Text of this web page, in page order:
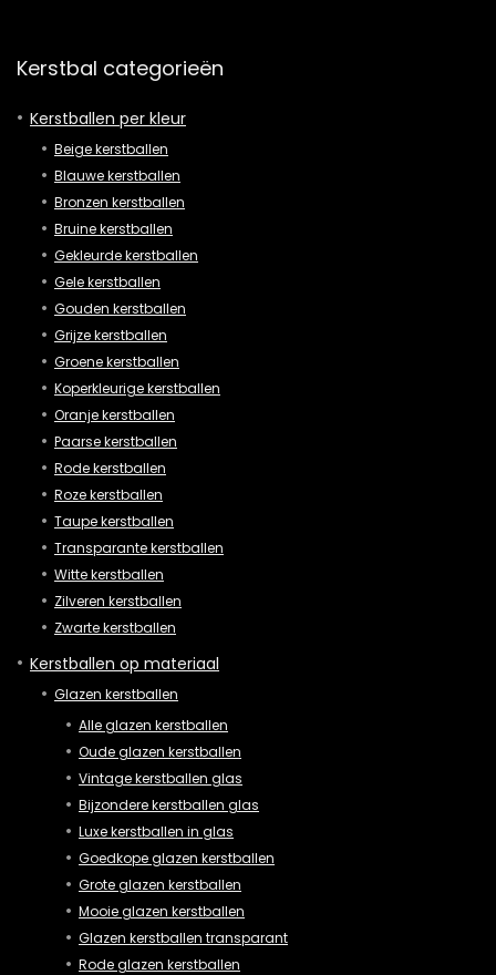
Kerstbal categorieën
Kerstballen per kleur
Beige kerstballen
Blauwe kerstballen
Bronzen kerstballen
Bruine kerstballen
Gekleurde kerstballen
Gele kerstballen
Gouden kerstballen
Grijze kerstballen
Groene kerstballen
Koperkleurige kerstballen
Oranje kerstballen
Paarse kerstballen
Rode kerstballen
Roze kerstballen
Taupe kerstballen
Transparante kerstballen
Witte kerstballen
Zilveren kerstballen
Zwarte kerstballen
Kerstballen op materiaal
Glazen kerstballen
Alle glazen kerstballen
Oude glazen kerstballen
Vintage kerstballen glas
Bijzondere kerstballen glas
Luxe kerstballen in glas
Goedkope glazen kerstballen
Grote glazen kerstballen
Mooie glazen kerstballen
Glazen kerstballen transparant
Rode glazen kerstballen